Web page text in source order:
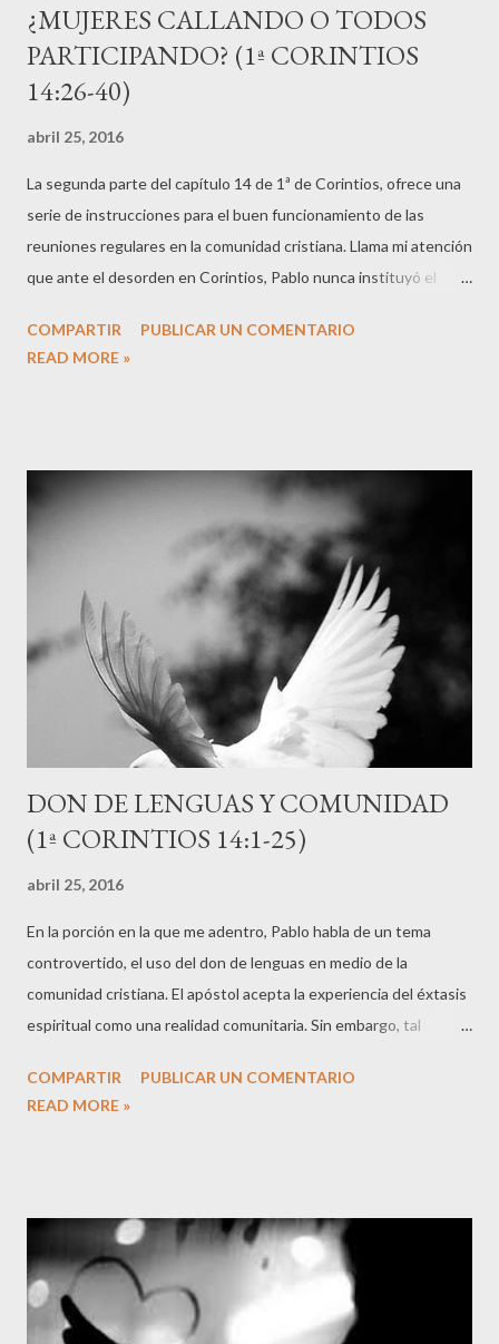
¿MUJERES CALLANDO O TODOS
PARTICIPANDO? (1ª CORINTIOS
14:26-40)
abril 25, 2016
La segunda parte del capítulo 14 de 1ª de Corintios, ofrece una
serie de instrucciones para el buen funcionamiento de las
reuniones regulares en la comunidad cristiana. Llama mi atención
que ante el desorden en Corintios, Pablo nunca instituyó el
unos pocos monopolizan la reunión y controlan la mayor parte de
expresó: la manifestación de Cristo a través de cada una de las
diferentes partes del cuerpo. De ahí que el apóstol señala:
"¿Qué hay, pues, hermanos? Cuando os reunís, cada uno de
vosotros tiene salmo, tiene doctrina, tiene lengua, tiene
revelación, tiene interpretación." (14:26) El no dijo: "cuando os
reunís, uno de vosotros tiene predicación". A...
COMPARTIR
PUBLICAR UN COMENTARIO
READ MORE »
DON DE LENGUAS Y COMUNIDAD
(1ª CORINTIOS 14:1-25)
abril 25, 2016
En la porción en la que me adentro, Pablo habla de un tema
controvertido, el uso del don de lenguas en medio de la
comunidad cristiana. El apóstol acepta la experiencia del éxtasis
espiritual como una realidad comunitaria. Sin embargo, tal
mismo vosotros: si os expresáis en un lenguaje misterioso en
práctica donde mente y corazón se unen, donde experiencia y
razón van de la mano. Se trata de valorar la experiencia integral
en la espiritual. "Concluyendo: el que posea el don de hablar en
un lenguaje misterioso, pídale a Dios el don de interpretarlo."
COMPARTIR
PUBLICAR UN COMENTARIO
READ MORE »